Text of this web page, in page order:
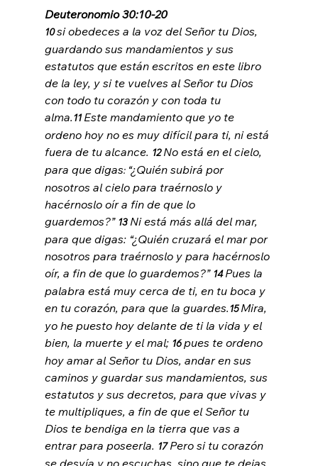
Deuteronomio 30:10-20
10 si obedeces a la voz del Señor tu Dios,
guardando sus mandamientos y sus
estatutos que están escritos en este libro
de la ley, y si te vuelves al Señor tu Dios
con todo tu corazón y con toda tu
alma.11 Este mandamiento que yo te
ordeno hoy no es muy difícil para ti, ni está
fuera de tu alcance. 12 No está en el cielo,
para que digas: “¿Quién subirá por
nosotros al cielo para traérnoslo y
hacérnoslo oír a fin de que lo
guardemos?” 13 Ni está más allá del mar,
para que digas: “¿Quién cruzará el mar por
nosotros para traérnoslo y para hacérnoslo
oír, a fin de que lo guardemos?” 14 Pues la
palabra está muy cerca de ti, en tu boca y
en tu corazón, para que la guardes.15 Mira,
yo he puesto hoy delante de ti la vida y el
bien, la muerte y el mal; 16 pues te ordeno
hoy amar al Señor tu Dios, andar en sus
caminos y guardar sus mandamientos, sus
estatutos y sus decretos, para que vivas y
te multipliques, a fin de que el Señor tu
Dios te bendiga en la tierra que vas a
entrar para poseerla. 17 Pero si tu corazón
se desvía y no escuchas, sino que te dejas